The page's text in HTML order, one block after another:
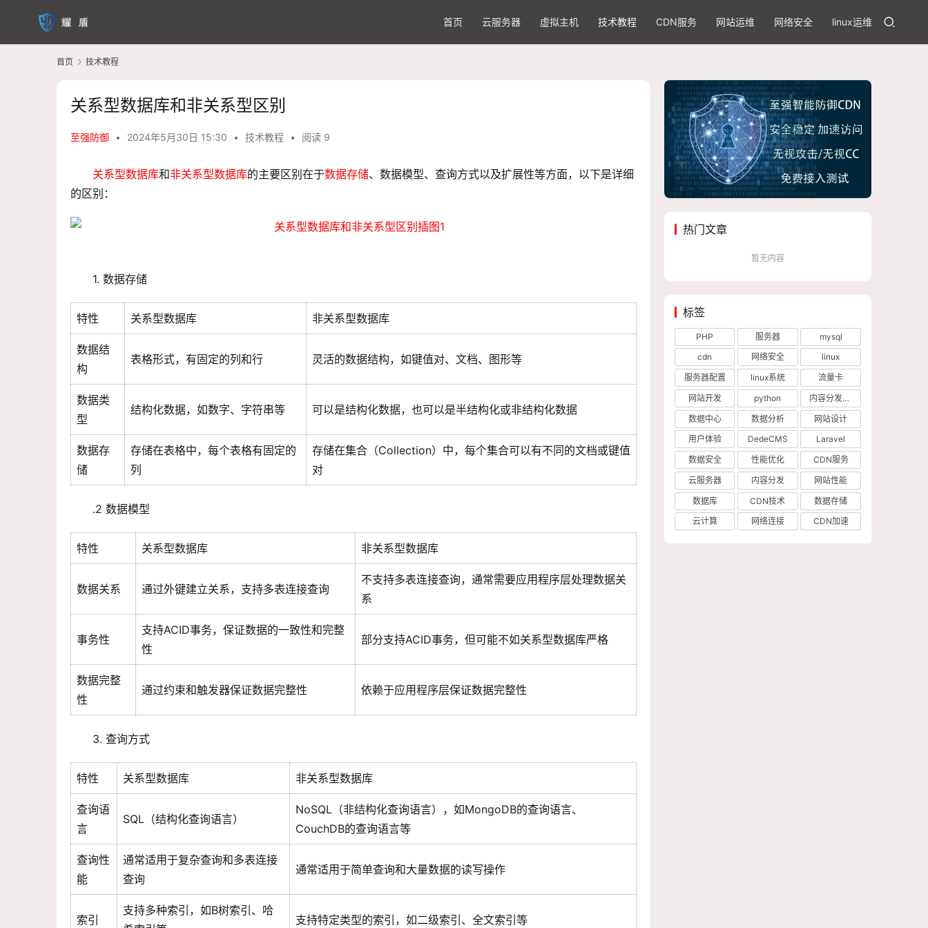
首页 云服务器 虚拟主机 技术教程 CDN服务 网站运维 网络安全 linux运维
首页 技术教程
关系型数据库和非关系型区别
至强防御 • 2024年5月30日 15:30 • 技术教程 • 阅读 9
关系型数据库和非关系型数据库的主要区别在于数据存储、数据模型、查询方式以及扩展性等方面，以下是详细
的区别：
1. 数据存储
特性 关系型数据库 非关系型数据库
数据结
构
表格形式，有固定的列和行 灵活的数据结构，如键值对、文档、图形等
数据类
型
结构化数据，如数字、字符串等 可以是结构化数据，也可以是半结构化或非结构化数据
数据存
储
存储在表格中，每个表格有固定的
列
存储在集合（Collection）中，每个集合可以有不同的文档或键值
对
.2 数据模型
特性 关系型数据库 非关系型数据库
数据关系 通过外键建立关系，支持多表连接查询
不支持多表连接查询，通常需要应用程序层处理数据关
系
事务性
支持ACID事务，保证数据的一致性和完整
性
部分支持ACID事务，但可能不如关系型数据库严格
数据完整
性
通过约束和触发器保证数据完整性 依赖于应用程序层保证数据完整性
3. 查询方式
特性 关系型数据库 非关系型数据库
查询语
言
SQL（结构化查询语言）
NoSQL（非结构化查询语言），如MongoDB的查询语言、
CouchDB的查询语言等
查询性
能
通常适用于复杂查询和多表连接
查询
通常适用于简单查询和大量数据的读写操作
索引
支持多种索引，如B树索引、哈
支持特定类型的索引，如二级索引、全文索引等
热门文章
暂无内容
标签
PHP 服务器
mysql
cdn
网络安全
linux
服务器配置
linux系统
流量卡
网站开发
python
内容分发网络
数据中心
数据分析
网站设计
用户体验
DedeCMS
Laravel
数据安全
性能优化
CDN服务
云服务器
内容分发
网站性能
数据库
CDN技术
数据存储
云计算
网络连接 CDN加速